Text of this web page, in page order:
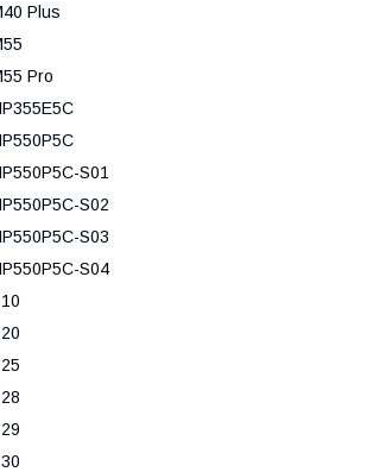
Plus
Pro
S01
S02
S03
S04